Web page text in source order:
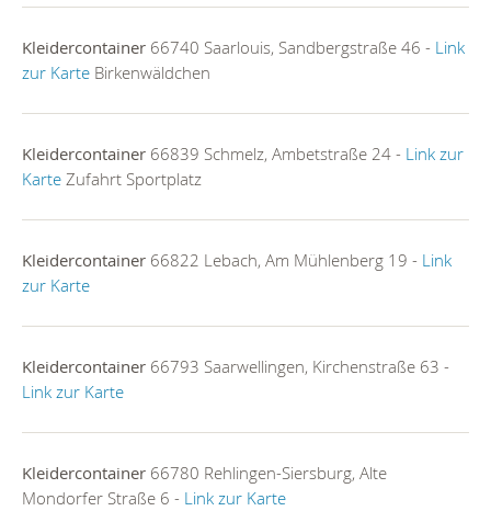
Kleidercontainer 66740 Saarlouis, Sandbergstraße 46 - Link
zur Karte Birkenwäldchen
Kleidercontainer 66839 Schmelz, Ambetstraße 24 - Link zur
Karte Zufahrt Sportplatz
Kleidercontainer 66822 Lebach, Am Mühlenberg 19 - Link
zur Karte
Kleidercontainer 66793 Saarwellingen, Kirchenstraße 63 -
Link zur Karte
Kleidercontainer 66780 Rehlingen-Siersburg, Alte
Mondorfer Straße 6 - Link zur Karte